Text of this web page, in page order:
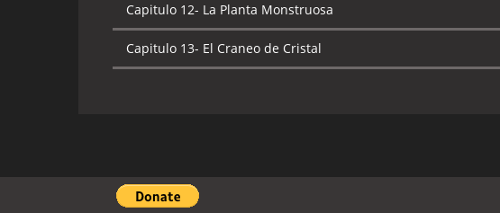
Capitulo 12- La Planta Monstruosa
Capitulo 13- El Craneo de Cristal